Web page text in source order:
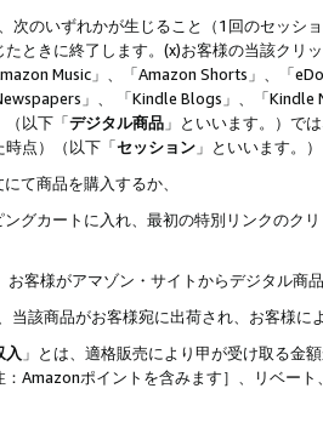
次のいずれかが生じること（1回のセッシ
ときに終了します。(x)お客様の当該ク
Music」、「Amazon Shorts」、「
」、 「Kindle Blogs」、「
（以下「デジタル商品 」といいます。）で
時点）（以下「セッション 」といいます。
て商品を購入するか、
グカートに入れ、最初の特別リンクのク
お客様がアマゾン・サイトからデジタル
当該商品がお客様宛に出荷され、お客様
入 」とは、適格販売により甲が受け取る金
Amazonポイントを含みます］、リベー